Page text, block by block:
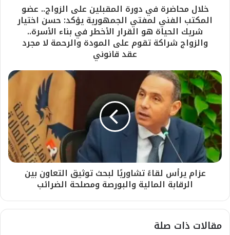
خلال محاضرة في دورة المقبلين على الزواج.. عضو
المكتب الفني لمفتي الجمهورية يؤكد: حسن اختيار
شريك الحياة هو القرار الأخطر في بناء الأسرة..
والزواج شراكة تقوم على المودة والرحمة لا مجرد
عقد قانوني
عزام يرأس لقاءً تشاوريًا لبحث توثيق التعاون بين
الرقابة المالية والبورصة ومصلحة الضرائب
مقالات ذات صلة